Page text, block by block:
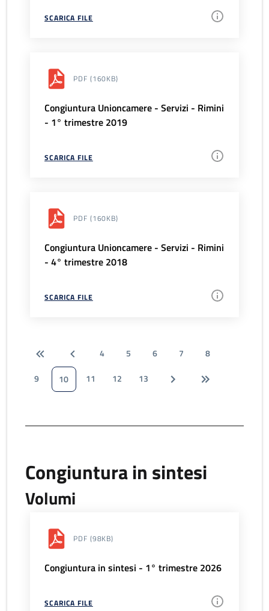
SCARICA FILE
PDF (160KB)
Congiuntura Unioncamere - Servizi - Rimini
- 1° trimestre 2019
SCARICA FILE
PDF (160KB)
Congiuntura Unioncamere - Servizi - Rimini
- 4° trimestre 2018
SCARICA FILE
4 5 6 7
8
9
10 11 12 13
Congiuntura in sintesi
Volumi
PDF (98KB)
Congiuntura in sintesi - 1° trimestre 2026
SCARICA FILE